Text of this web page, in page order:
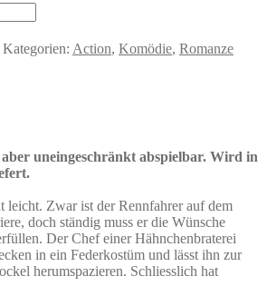
Kategorien: Action, Komödie, Romanze
uneingeschränkt abspielbar. Wird in
leicht. Zwar ist der Rennfahrer auf dem
doch ständig muss er die Wünsche
Der Chef einer Hähnchenbraterei
in ein Federkostüm und lässt ihn zur
herumspazieren. Schliesslich hat